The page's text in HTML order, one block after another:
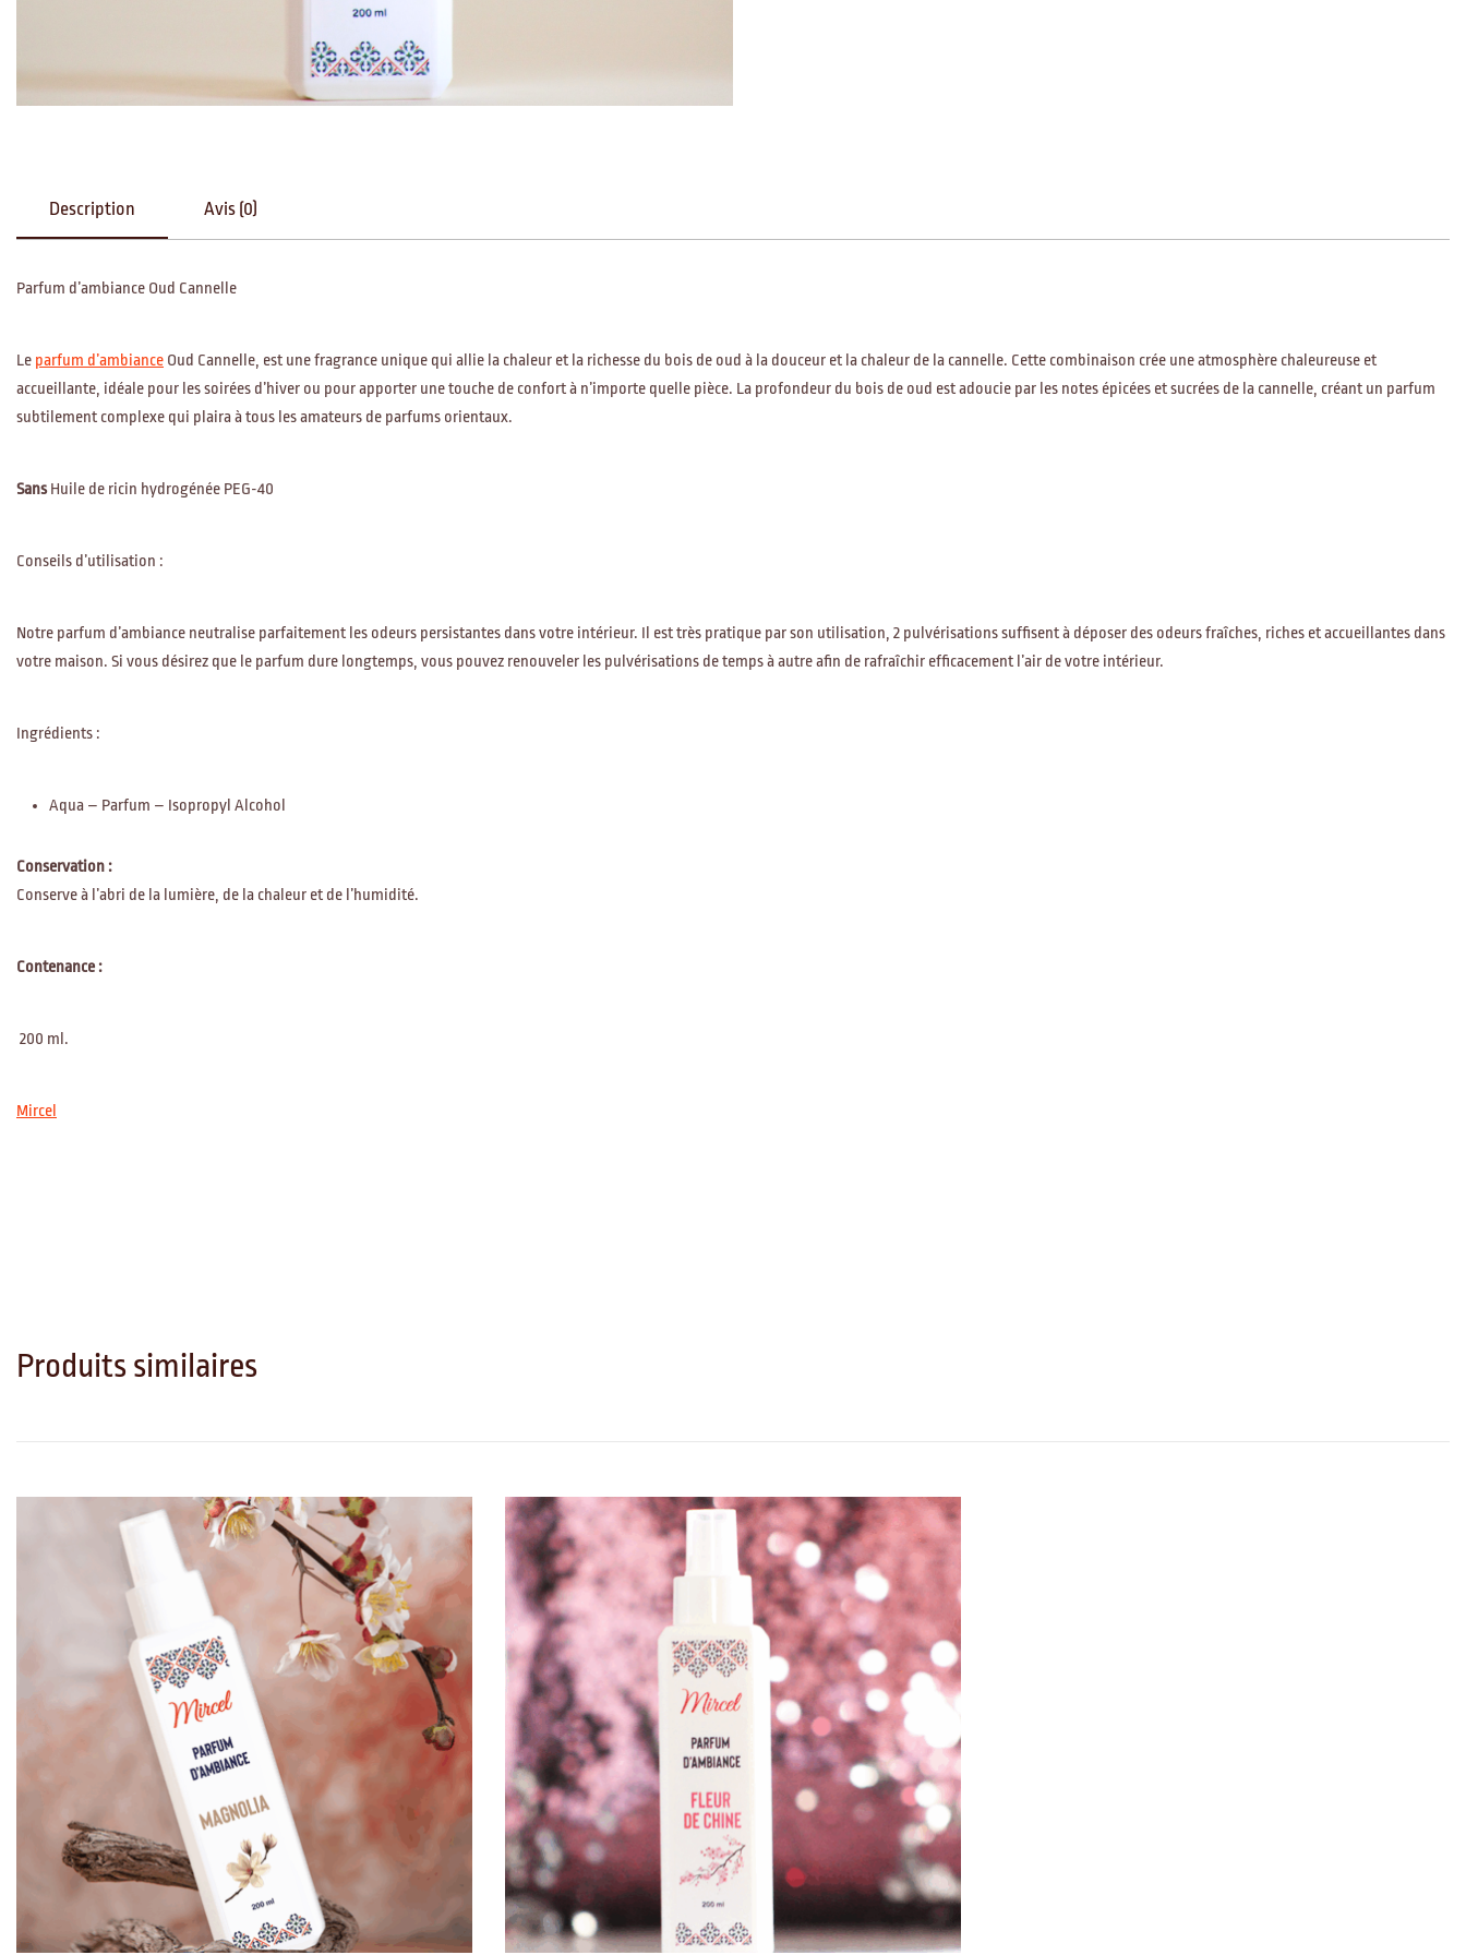
Description Avis (0)
Parfum d’ambiance Oud Cannelle
Le parfum d’ambiance Oud Cannelle, est une fragrance unique qui allie la chaleur et la richesse du bois de oud à la douceur et la chaleur de la cannelle. Cette combinaison crée une atmosphère chaleureuse et
accueillante, idéale pour les soirées d’hiver ou pour apporter une touche de confort à n’importe quelle pièce. La profondeur du bois de oud est adoucie par les notes épicées et sucrées de la cannelle, créant un parfum
subtilement complexe qui plaira à tous les amateurs de parfums orientaux.
SansHuile de ricin hydrogénée PEG-40
Conseils d’utilisation :
Notre parfum d’ambiance neutralise parfaitement les odeurs persistantes dans votre intérieur. Il est très pratique par son utilisation, 2 pulvérisations suffisent à déposer des odeurs fraîches, riches et accueillantes dans
votre maison. Si vous désirez que le parfum dure longtemps, vous pouvez renouveler les pulvérisations de temps à autre afin de rafraîchir efficacement l’air de votre intérieur.
Ingrédients :
Aqua – Parfum – Isopropyl Alcohol
Conservation :
Conserve à l’abri de la lumière, de la chaleur et de l’humidité.
Contenance :
200 ml.
Mircel
Produits similaires